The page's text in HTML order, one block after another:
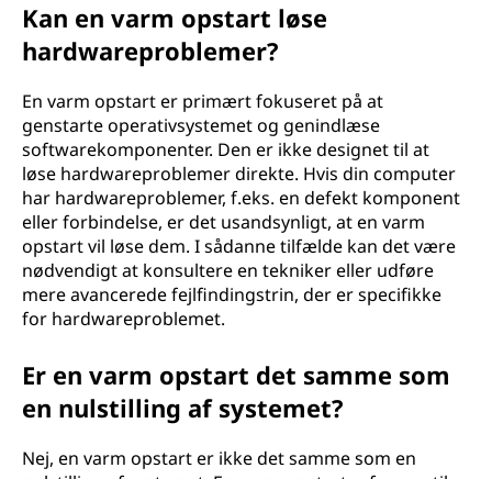
Kan en varm opstart løse
hardwareproblemer?
En varm opstart er primært fokuseret på at
genstarte operativsystemet og genindlæse
softwarekomponenter. Den er ikke designet til at
løse hardwareproblemer direkte. Hvis din computer
har hardwareproblemer, f.eks. en defekt komponent
eller forbindelse, er det usandsynligt, at en varm
opstart vil løse dem. I sådanne tilfælde kan det være
nødvendigt at konsultere en tekniker eller udføre
mere avancerede fejlfindingstrin, der er specifikke
for hardwareproblemet.
Er en varm opstart det samme som
en nulstilling af systemet?
Nej, en varm opstart er ikke det samme som en